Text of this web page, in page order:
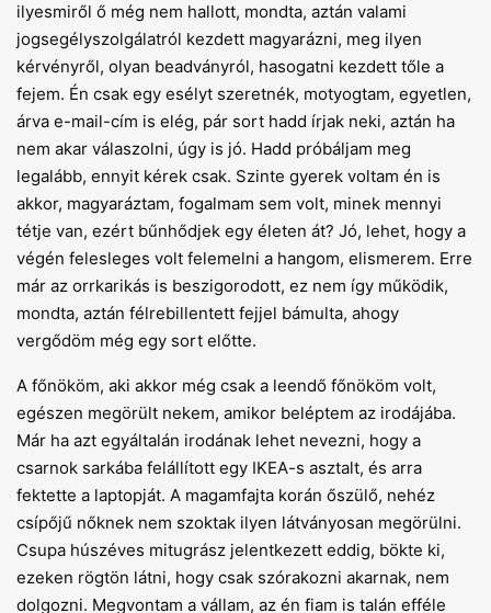
ilyesmiről ő még nem hallott, mondta, aztán valami
jogsegélyszolgálatról kezdett magyarázni, meg ilyen
kérvényről, olyan beadványról, hasogatni kezdett tőle a
fejem. Én csak egy esélyt szeretnék, motyogtam, egyetlen,
árva e-mail-cím is elég, pár sort hadd írjak neki, aztán ha
nem akar válaszolni, úgy is jó. Hadd próbáljam meg
legalább, ennyit kérek csak. Szinte gyerek voltam én is
akkor, magyaráztam, fogalmam sem volt, minek mennyi
tétje van, ezért bűnhődjek egy életen át? Jó, lehet, hogy a
végén felesleges volt felemelni a hangom, elismerem. Erre
már az orrkarikás is beszigorodott, ez nem így működik,
mondta, aztán félrebillentett fejjel bámulta, ahogy
vergődöm még egy sort előtte.
A főnököm, aki akkor még csak a leendő főnököm volt,
egészen megörült nekem, amikor beléptem az irodájába.
Már ha azt egyáltalán irodának lehet nevezni, hogy a
csarnok sarkába felállított egy IKEA-s asztalt, és arra
fektette a laptopját. A magamfajta korán őszülő, nehéz
csípőjű nőknek nem szoktak ilyen látványosan megörülni.
Csupa húszéves mitugrász jelentkezett eddig, bökte ki,
ezeken rögtön látni, hogy csak szórakozni akarnak, nem
dolgozni. Megvontam a vállam, az én fiam is talán efféle